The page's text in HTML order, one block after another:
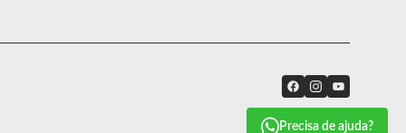
Precisa de ajuda?